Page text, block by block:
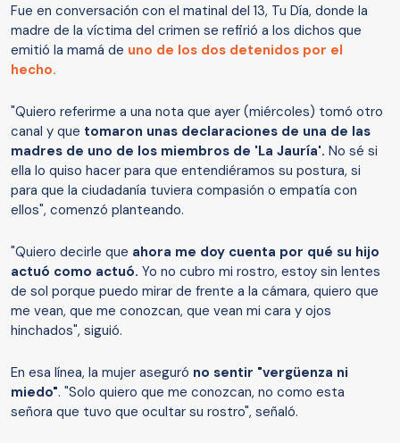
Fue en conversación con el matinal del 13, Tu Día, donde la
madre de la víctima del crimen se refirió a los dichos que
emitió la mamá de uno de los dos detenidos por el
hecho.
"Quiero referirme a una nota que ayer (miércoles) tomó otro
canal y que tomaron unas declaraciones de una de las
madres de uno de los miembros de 'La Jauría'. No sé si
ella lo quiso hacer para que entendiéramos su postura, si
para que la ciudadanía tuviera compasión o empatía con
ellos", comenzó planteando.
"Quiero decirle que ahora me doy cuenta por qué su hijo
actuó como actuó. Yo no cubro mi rostro, estoy sin lentes
de sol porque puedo mirar de frente a la cámara, quiero que
me vean, que me conozcan, que vean mi cara y ojos
hinchados", siguió.
En esa línea, la mujer aseguró no sentir "vergüenza ni
miedo". "Solo quiero que me conozcan, no como esta
señora que tuvo que ocultar su rostro", señaló.